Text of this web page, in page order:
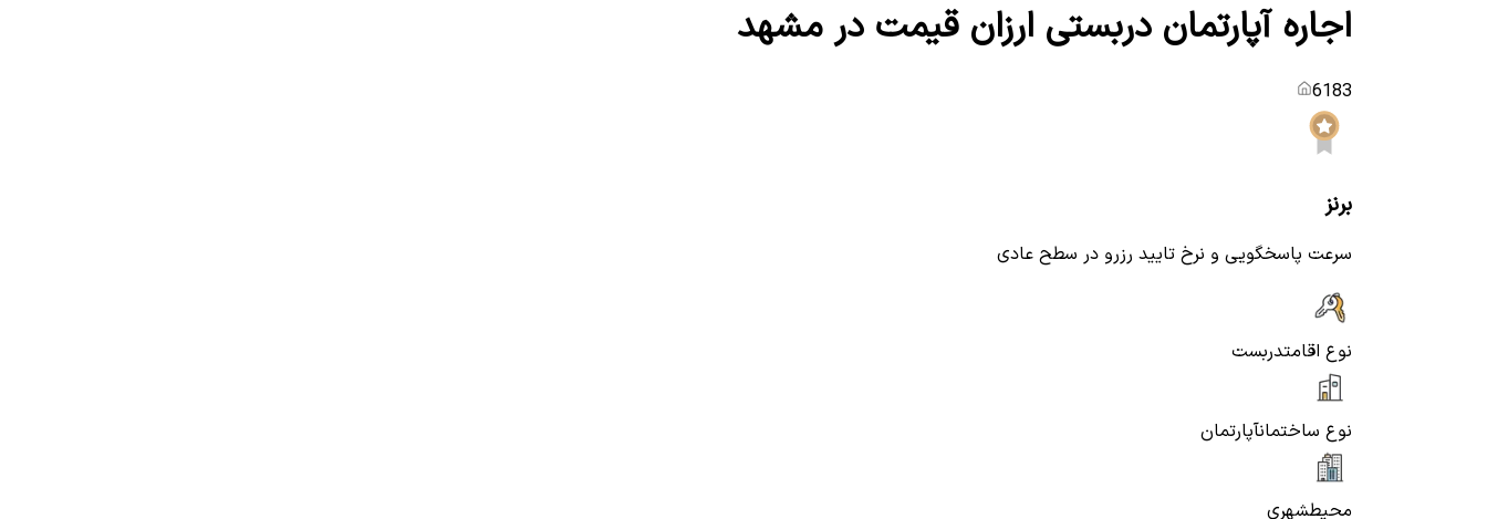
اجاره آپارتمان دربستی ارزان قیمت در مشهد
6183
برنز
سرعت پاسخگویی و نرخ تایید رزرو در سطح عادی
نوع اقامتدربست
نوع ساختمانآپارتمان
محیطشهری